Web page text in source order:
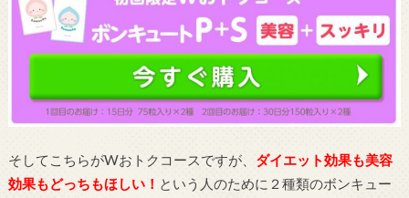
そしてこちらがWおトクコースですが、 ダイエット効果も美容
効果もどっちもほしい！ という人のために２種類のボンキュー